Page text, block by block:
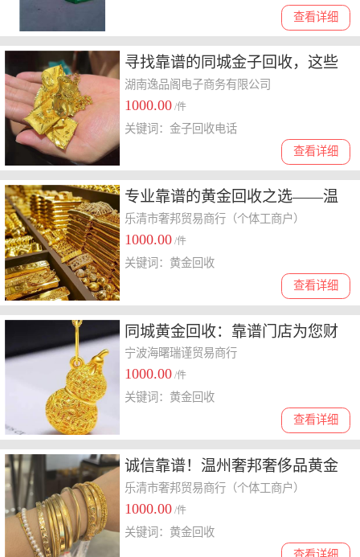
查看详细
寻找靠谱的同城金子回收，这些
要点你要知道
湖南逸品阁电子商务有限公司
1000.00 /件
查看详细
关键词：金子回收电话
专业靠谱的黄金回收之选——温
州奢邦奢侈品
乐清市奢邦贸易商行（个体工商户）
1000.00 /件
查看详细
关键词：黄金回收
同城黄金回收：靠谱门店为您财
富保值
宁波海曙瑞谨贸易商行
1000.00 /件
查看详细
关键词：黄金回收
诚信靠谱！温州奢邦奢侈品黄金
回收服务全解析
乐清市奢邦贸易商行（个体工商户）
1000.00 /件
查看详细
关键词：黄金回收